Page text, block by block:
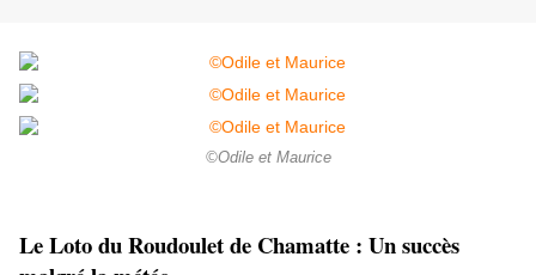
©Odile et Maurice
Le Loto du Roudoulet de Chamatte : Un succès